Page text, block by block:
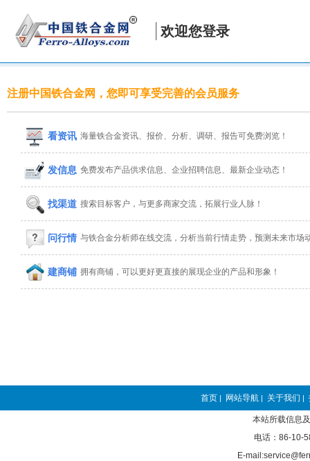
欢迎您登录
注册中国铁合金网，您即可享受完善的会员服务
看资讯 海量铁合金资讯、报价、分析、调研、报告可免费浏览！
发信息 免费发布产品供求信息、企业招聘信息、最新企业动态！
找渠道 搜索目标客户，与更多商家交流，拓展行业人脉！
问行情 与铁合金分析师在线交流，分析当前行情走势，预测未来市场
建商铺 拥有商铺，可以更好更直接的展现企业的产品和形象！
首页 | 网站导航 | 关于我们 |
本站所载信息
电话：86-10-
E-